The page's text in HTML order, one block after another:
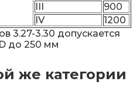
III
900
IV
1200
3.27-3.30 допускается
до 250 мм
же категории